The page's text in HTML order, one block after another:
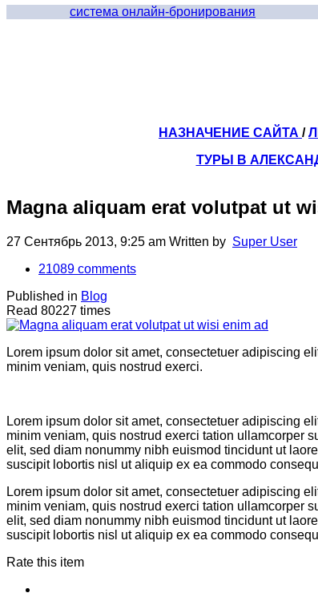
система онлайн-бронирования
НАЗНАЧЕНИЕ САЙТА /
ТУРЫ В
Magna aliquam erat volutpat ut
27 Сентябрь 2013, 9:25 am Written by Super User
21089 comments
Published in Blog
Read 80227 times
Lorem ipsum dolor sit amet, consectetuer adipiscing
minim veniam, quis nostrud exerci.
Lorem ipsum dolor sit amet, consectetuer adipiscing
minim veniam, quis nostrud exerci tation ullamcorper
elit, sed diam nonummy nibh euismod tincidunt ut
suscipit lobortis nisl ut aliquip ex ea commodo
Lorem ipsum dolor sit amet, consectetuer adipiscing
minim veniam, quis nostrud exerci tation ullamcorper
elit, sed diam nonummy nibh euismod tincidunt ut
suscipit lobortis nisl ut aliquip ex ea commodo
Rate this item